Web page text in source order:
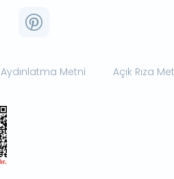
Aydınlatma Metni Açık Rıza